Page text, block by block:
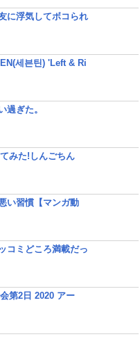
に浮気してボコられ
세븐틴) 'Left & Ri
過ぎた。
みた!しんごちん
い習慣【マンガ動
コミどころ満載だっ
第2日 2020 アー